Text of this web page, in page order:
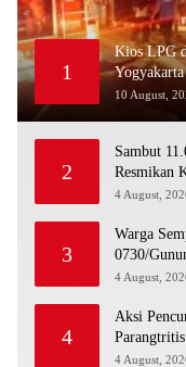
1
Kios LPG
10 August,
2
Sambut
Resmikan
4 August,
3
Warga
0730/
Bersih
4 August,
4
Aksi
4 August,